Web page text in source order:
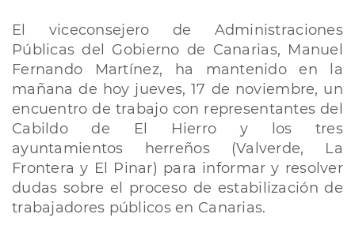
conoce
de
primera
mano
el
estado
de
las
negociaciones
para
la
estabilización
de
El viceconsejero de Administraciones
Públicas del Gobierno de Canarias, Manuel
Fernando Martínez, ha mantenido en la
mañana de hoy jueves, 17 de noviembre, un
encuentro de trabajo con representantes del
Cabildo de El Hierro y los tres
ayuntamientos herreños (Valverde, La
Frontera y El Pinar) para informar y resolver
dudas sobre el proceso de estabilización de
trabajadores públicos en Canarias.